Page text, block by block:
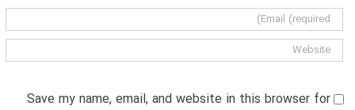
Save my name, email, and website in this browser for